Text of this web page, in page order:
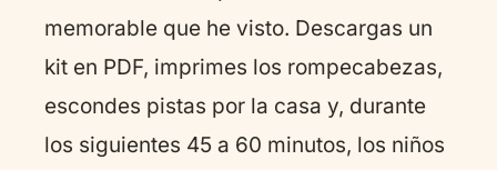
memorable que he visto. Descargas un
kit en PDF, imprimes los rompecabezas,
escondes pistas por la casa y, durante
los siguientes 45 a 60 minutos, los niños